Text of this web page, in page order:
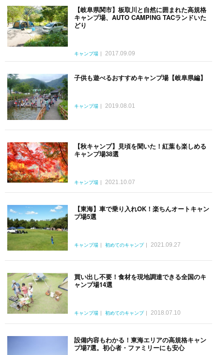
【岐阜県関市】板取川と自然に囲まれた高規格
キャンプ場、AUTO CAMPING TACランドいた
どり
キャンプ場 2017.09.09
子供も遊べるおすすめキャンプ場【岐阜県編】
キャンプ場 2019.08.01
【秋キャンプ】見頃を聞いた！紅葉も楽しめる
キャンプ場38選
キャンプ場 2021.10.07
【東海】車で乗り入れOK！楽ちんオートキャン
プ場5選
キャンプ場 初めてのキャンプ 2021.09.27
買い出し不要！食材を現地調達できる全国のキ
ャンプ場14選
キャンプ場 初めてのキャンプ 2018.07.10
設備内容もわかる！東海エリアの高規格キャン
プ場7選。初心者・ファミリーにも安心